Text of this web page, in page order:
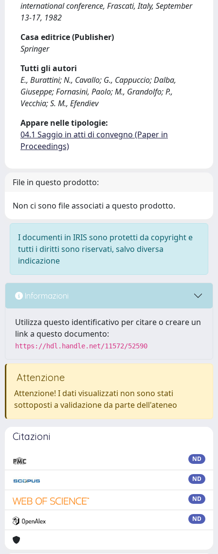
international conference, Frascati, Italy, September
13-17, 1982
Casa editrice (Publisher)
Springer
Tutti gli autori
E., Burattini; N., Cavallo; G., Cappuccio; Dalba,
Giuseppe; Fornasini, Paolo; M., Grandolfo; P.,
Vecchia; S. M., Efendiev
Appare nelle tipologie:
04.1 Saggio in atti di convegno (Paper in
Proceedings)
File in questo prodotto:
Non ci sono file associati a questo prodotto.
I documenti in IRIS sono protetti da copyright e
tutti i diritti sono riservati, salvo diversa
indicazione
Informazioni
Utilizza questo identificativo per citare o creare un
link a questo documento:
https://hdl.handle.net/11572/52590
Attenzione
Attenzione! I dati visualizzati non sono stati
sottoposti a validazione da parte dell'ateneo
Citazioni
ND
ND
ND
ND